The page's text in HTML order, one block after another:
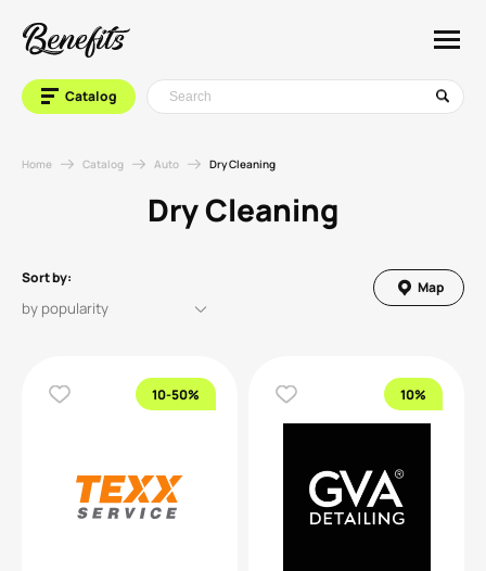
Catalog
Home Catalog Auto Dry Cleaning
Dry Cleaning
Sort by:
Map
10-50% 10%